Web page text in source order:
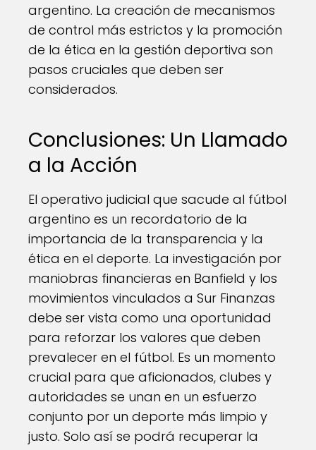
argentino. La creación de mecanismos
de control más estrictos y la promoción
de la ética en la gestión deportiva son
pasos cruciales que deben ser
considerados.
Conclusiones: Un Llamado
a la Acción
El operativo judicial que sacude al fútbol
argentino es un recordatorio de la
importancia de la transparencia y la
ética en el deporte. La investigación por
maniobras financieras en Banfield y los
movimientos vinculados a Sur Finanzas
debe ser vista como una oportunidad
para reforzar los valores que deben
prevalecer en el fútbol. Es un momento
crucial para que aficionados, clubes y
autoridades se unan en un esfuerzo
conjunto por un deporte más limpio y
justo. Solo así se podrá recuperar la